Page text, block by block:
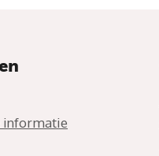
informatie